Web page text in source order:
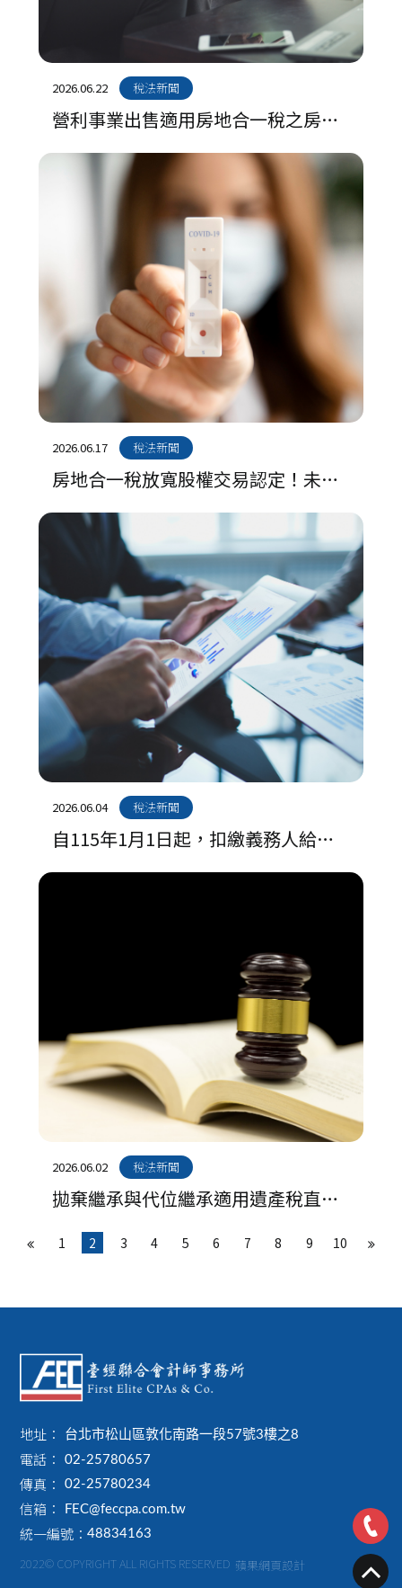
2026.06.22 稅法新聞
營利事業出售適用房地合一稅之房
屋，計算交易損益時減除之成本，應
以原始取得之成本減除累計折舊後之
未折減餘額為準
2026.06.17 稅法新聞
房地合一稅放寬股權交易認定！未核
課確定案件皆適用
2026.06.04 稅法新聞
自115年1月1日起，扣繳義務人給付
網紅收入，應依規定扣繳稅款、申報
2026.06.02 稅法新聞
拋棄繼承與代位繼承適用遺產稅直系
血親卑親屬扣除額大不同
1 2 3 4 5 6 7 8 9 10
地址： 台北市松山區敦化南路一段57號3樓之8
電話： 02-25780657
傳真： 02-25780234
信箱： FEC@feccpa.com.tw
統一編號：48834163
2022© COPYRIGHT ALL RIGHTS RESERVED 蘋果網頁設計